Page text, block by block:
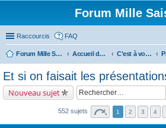
Forum Mille
Raccourcis FAQ
Forum Mille Saisons Accueil du forum C'est à vous !
Et si on faisait les
Nouveau sujet
552 sujets 1 2 3 4